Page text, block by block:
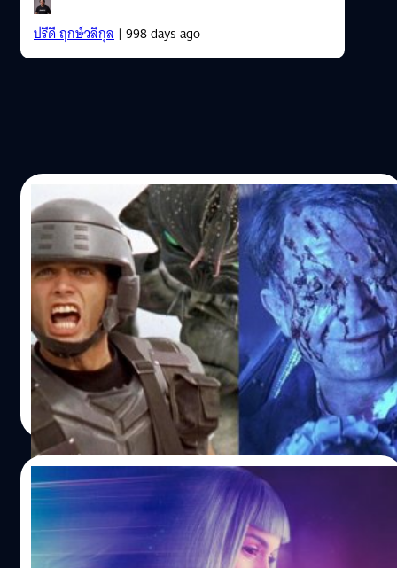
ปรีดี ฤกษ์วลีกุล| 998 days ago
02/03/2023
10 หนังไซไฟแป้กตอนฉาย แต่ปัจจุบันกลายเป็น
หนังคัลต์สุดคลาสสิก
รวม 10 หนังไซไฟ (Sci-fi) แป้กตอนเข้าฉาย แต่เมื่อเวลาผ่าน
ไปกลายเป็นหนังคัลต์สุดคลาสสิกที่คอไซไฟต้องลองดูสักครั้ง
ในชีวิต
ภควรรณ สัตยกิจกุล| 1257 days ago
Read More
17/09/2022
Prime Video ประกาศสร้างซีรีส์ไซไฟ ‘Blade
Runner 2099’ ได้ ริดลีย์ สก็อตต์ คุมงานสร้าง